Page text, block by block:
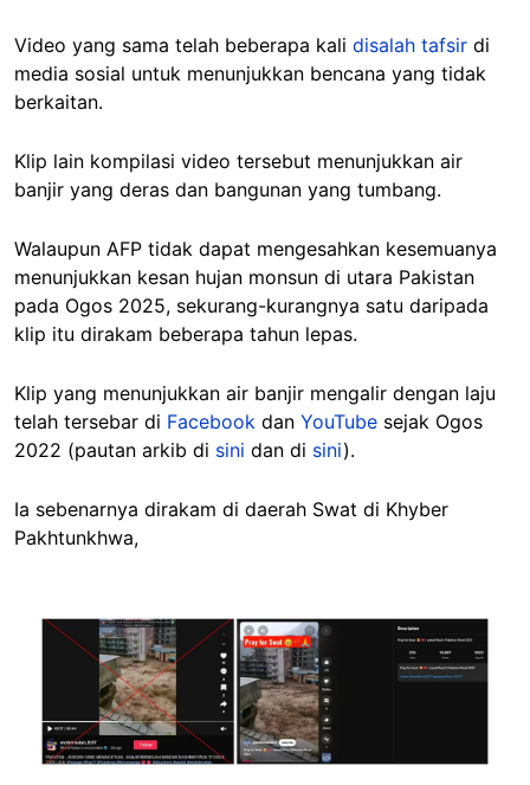
Video yang sama telah beberapa kali disalah tafsir di
media sosial untuk menunjukkan bencana yang tidak
berkaitan.
Klip lain kompilasi video tersebut menunjukkan air
banjir yang deras dan bangunan yang tumbang.
Walaupun AFP tidak dapat mengesahkan kesemuanya
menunjukkan kesan hujan monsun di utara Pakistan
pada Ogos 2025, sekurang-kurangnya satu daripada
klip itu dirakam beberapa tahun lepas.
Klip yang menunjukkan air banjir mengalir dengan laju
telah tersebar di Facebook dan YouTube sejak Ogos
2022 (pautan arkib di sini dan di sini).
Ia sebenarnya dirakam di daerah Swat di Khyber
Pakhtunkhwa,
Image